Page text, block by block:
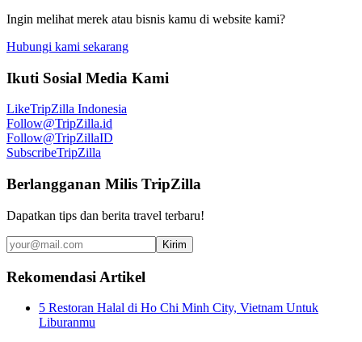
Ingin melihat merek atau bisnis kamu di website kami?
Hubungi kami sekarang
Ikuti Sosial Media Kami
LikeTripZilla Indonesia
Follow@TripZilla.id
Follow@TripZillaID
SubscribeTripZilla
Berlangganan Milis TripZilla
Dapatkan tips dan berita travel terbaru!
Kirim
Rekomendasi Artikel
5 Restoran Halal di Ho Chi Minh City, Vietnam Untuk
Liburanmu